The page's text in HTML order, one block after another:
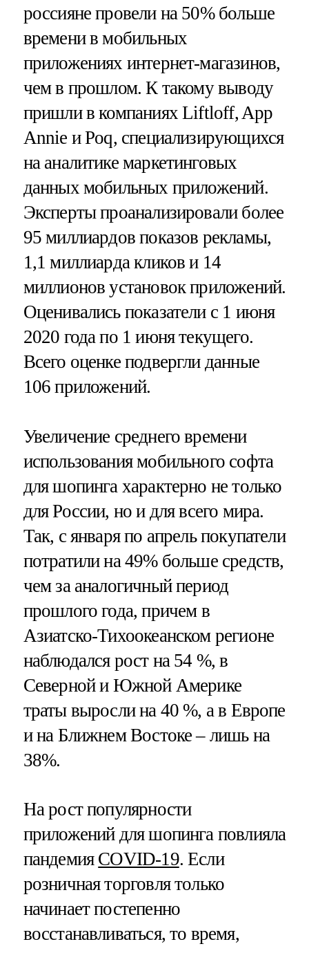
россияне провели на 50% больше
времени в мобильных
приложениях интернет-магазинов,
чем в прошлом. К такому выводу
пришли в компаниях Liftloff, App
Annie и Poq, специализирующихся
на аналитике маркетинговых
данных мобильных приложений.
Эксперты проанализировали более
95 миллиардов показов рекламы,
1,1 миллиарда кликов и 14
миллионов установок приложений.
Оценивались показатели с 1 июня
2020 года по 1 июня текущего.
Всего оценке подвергли данные
106 приложений.
Увеличение среднего времени
использования мобильного софта
для шопинга характерно не только
для России, но и для всего мира.
Так, с января по апрель покупатели
потратили на 49% больше средств,
чем за аналогичный период
прошлого года, причем в
Азиатско-Тихоокеанском регионе
наблюдался рост на 54 %, в
Северной и Южной Америке
траты выросли на 40 %, а в Европе
и на Ближнем Востоке – лишь на
38%.
На рост популярности
приложений для шопинга повлияла
пандемия COVID-19. Если
розничная торговля только
начинает постепенно
восстанавливаться, то время,